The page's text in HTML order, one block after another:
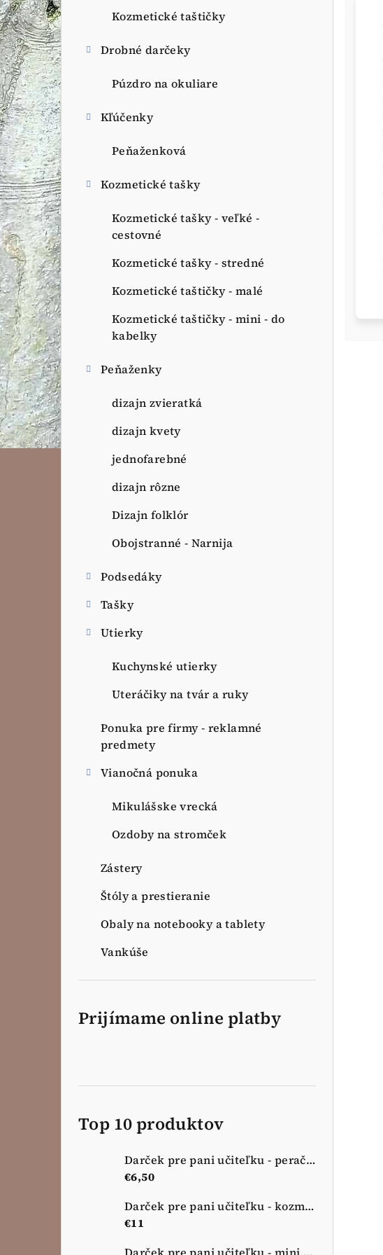
Kozmetické taštičky
Drobné darčeky
Púzdro na okuliare
Kľúčenky
Peňaženková
Kozmetické tašky
Kozmetické tašky - veľké -
cestovné
Kozmetické tašky - stredné
Kozmetické taštičky - malé
Kozmetické taštičky - mini - do
kabelky
Peňaženky
dizajn zvieratká
dizajn kvety
jednofarebné
dizajn rôzne
Dizajn folklór
Obojstranné - Narnija
Podsedáky
Tašky
Utierky
Kuchynské utierky
Uteráčiky na tvár a ruky
Ponuka pre firmy - reklamné
predmety
Vianočná ponuka
Mikulášske vrecká
Ozdoby na stromček
Zástery
Štóly a prestieranie
Obaly na notebooky a tablety
Vankúše
Prijímame online platby
Top 10 produktov
Darček pre pani učiteľku - peračník - ružová lúka
€6,50
Darček pre pani učiteľku - kozmetická taštička - nová lúka
€11